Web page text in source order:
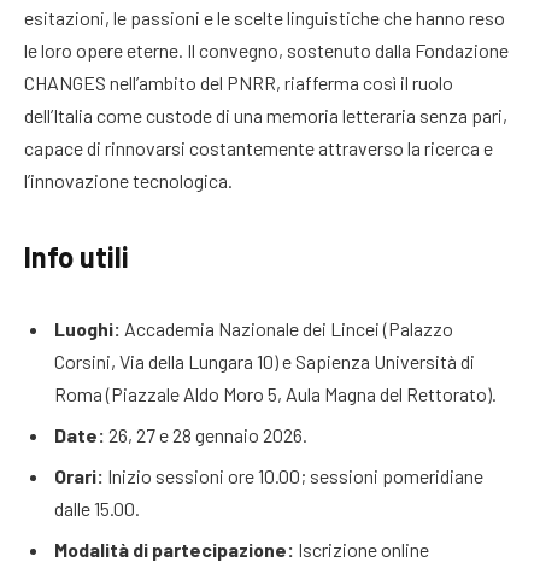
esitazioni, le passioni e le scelte linguistiche che hanno reso
le loro opere eterne. Il convegno, sostenuto dalla Fondazione
CHANGES nell’ambito del PNRR, riafferma così il ruolo
dell’Italia come custode di una memoria letteraria senza pari,
capace di rinnovarsi costantemente attraverso la ricerca e
l’innovazione tecnologica.
Info utili
Luoghi: Accademia Nazionale dei Lincei (Palazzo
Corsini, Via della Lungara 10) e Sapienza Università di
Roma (Piazzale Aldo Moro 5, Aula Magna del Rettorato).
Date: 26, 27 e 28 gennaio 2026.
Orari: Inizio sessioni ore 10.00; sessioni pomeridiane
dalle 15.00.
Modalità di partecipazione: Iscrizione online